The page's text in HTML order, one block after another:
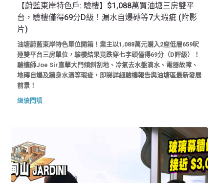
【蔚藍東岸特色戶: 驗樓】$1,088萬買油塘三房雙平
台，驗樓僅得69分D級！漏水自爆磚等7大瑕疵 (附影
片)
油塘蔚藍東岸特色單位開箱！業主以1,088萬元購入2座低層659呎
連雙平台三房單位，驗樓結果竟跌穿七字頭僅得69分（D評級）！
驗樓師Joe Sir直擊大門傾斜刮地、冷氣去水盤滴水、電器故障、
地磚自爆及牆身水漬等瑕疵，即睇詳細驗樓報告與油塘區最新發展
前景！
繼續閱讀